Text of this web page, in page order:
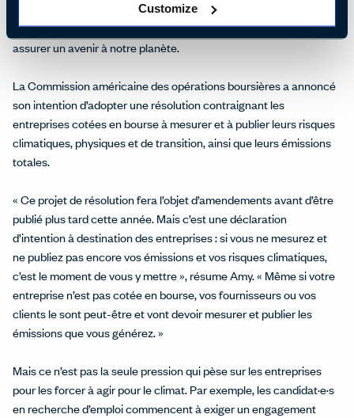
Customize
nombreuses sociétés ont aussi signé le manifeste des Nations
Unies pour soutenir les objectifs de développement durable et
assurer un avenir à notre planète.
La Commission américaine des opérations boursières a annoncé
son intention d’adopter une résolution contraignant les
entreprises cotées en bourse à mesurer et à publier leurs risques
climatiques, physiques et de transition, ainsi que leurs émissions
totales.
« Ce projet de résolution fera l’objet d’amendements avant d’être
publié plus tard cette année. Mais c’est une déclaration
d’intention à destination des entreprises : si vous ne mesurez et
ne publiez pas encore vos émissions et vos risques climatiques,
c’est le moment de vous y mettre », résume Amy. « Même si votre
entreprise n’est pas cotée en bourse, vos fournisseurs ou vos
clients le sont peut-être et vont devoir mesurer et publier les
émissions que vous générez. »
Mais ce n’est pas la seule pression qui pèse sur les entreprises
pour les forcer à agir pour le climat. Par exemple, les candidat·e·s
en recherche d’emploi commencent à exiger un engagement